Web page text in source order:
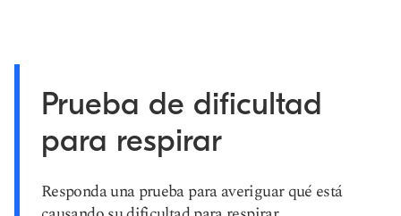
Prueba de dificultad
para respirar
Responda una prueba para averiguar qué está